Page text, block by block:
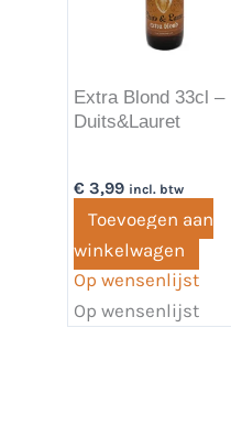
Extra Blond 33cl –
Duits&Lauret
€ 3,99 incl. btw
Toevoegen aan
winkelwagen
Op wensenlijst
Op wensenlijst